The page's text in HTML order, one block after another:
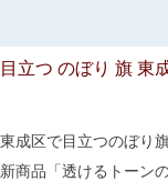
目立つ のぼり 旗 東
東成区で目立つのぼり
新商品「透けるトーン